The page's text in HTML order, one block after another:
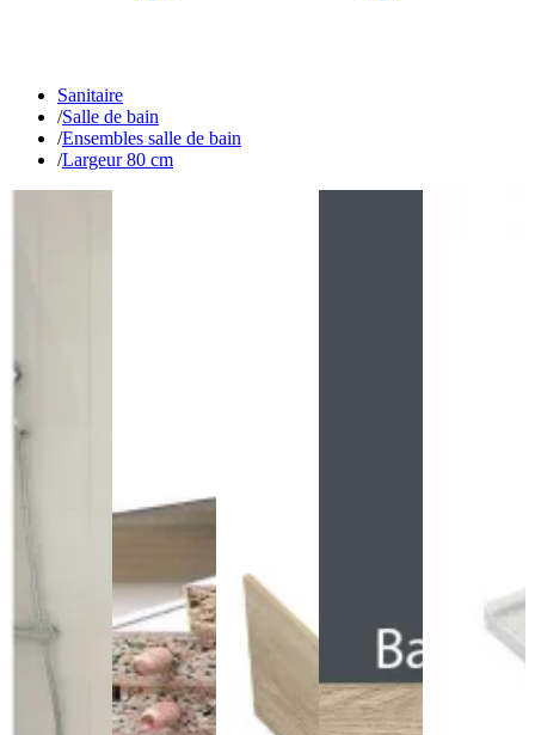
Sanitaire
/Salle de bain
/Ensembles salle de bain
/Largeur 80 cm